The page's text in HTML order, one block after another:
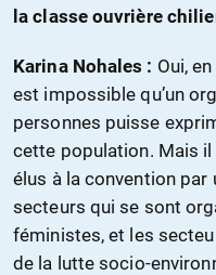
la classe ouvrière
Karina Nohales : Oui,
est impossible qu’un
personnes puisse
cette population. Mais
élus à la convention par
secteurs qui se sont
féministes, et les
de la lutte socio-